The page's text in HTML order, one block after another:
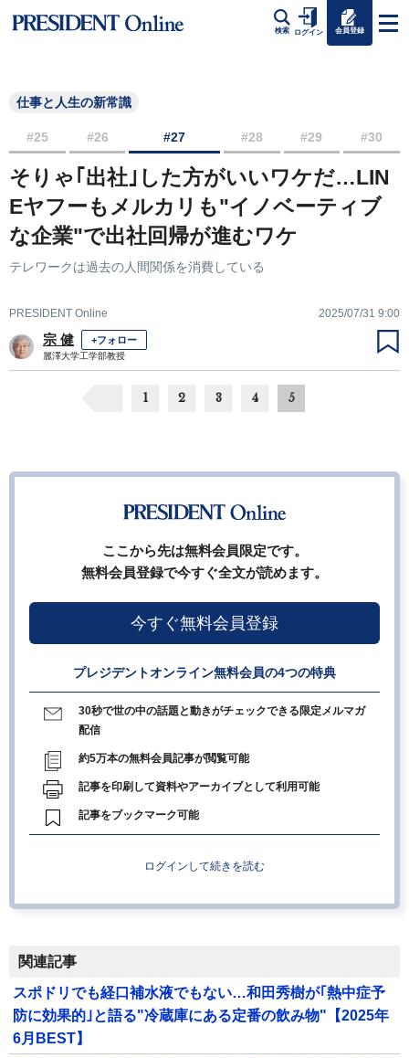
検索 ログイン 会員登録
仕事と人生の新常識
#25 #26 #27 #28 #29 #30
そりゃ｢出社｣した方がいいワケだ…LIN
Eヤフーもメルカリも"イノベーティブ
な企業"で出社回帰が進むワケ
テレワークは過去の人間関係を消費している
PRESIDENT Online 2025/07/31 9:00
宗 健 +フォロー
麗澤大学工学部教授
1 2 3 4 5
ここから先は無料会員限定です。
無料会員登録で今すぐ全文が読めます。
今すぐ無料会員登録
プレジデントオンライン無料会員の4つの特典
30秒で世の中の話題と動きがチェックできる限定メルマガ
配信
約5万本の無料会員記事が閲覧可能
記事を印刷して資料やアーカイブとして利用可能
記事をブックマーク可能
ログインして続きを読む
関連記事
スポドリでも経口補水液でもない…和田秀樹が｢熱中症予
防に効果的｣と語る"冷蔵庫にある定番の飲み物"【2025年
6月BEST】